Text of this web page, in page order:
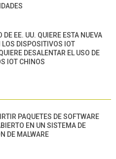
DE EE. UU. QUIERE ESTA NUEVA
LOS DISPOSITIVOS IOT
DESALENTAR EL USO DE
IOT CHINOS
PAQUETES DE SOFTWARE
EN UN SISTEMA DE
DE MALWARE